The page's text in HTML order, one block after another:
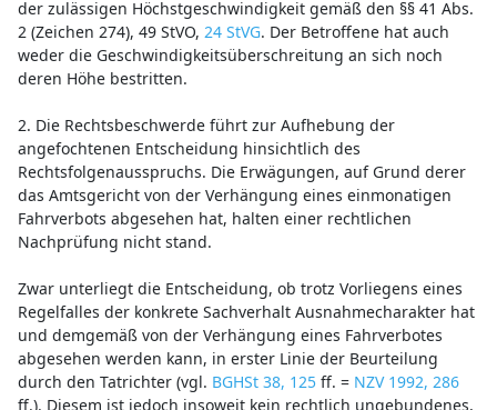
der zulässigen Höchstgeschwindigkeit gemäß den §§ 41 Abs.
2 (Zeichen 274), 49 StVO, 24 StVG. Der Betroffene hat auch
weder die Geschwindigkeitsüberschreitung an sich noch
deren Höhe bestritten.
2. Die Rechtsbeschwerde führt zur Aufhebung der
angefochtenen Entscheidung hinsichtlich des
Rechtsfolgenausspruchs. Die Erwägungen, auf Grund derer
das Amtsgericht von der Verhängung eines einmonatigen
Fahrverbots abgesehen hat, halten einer rechtlichen
Nachprüfung nicht stand.
Zwar unterliegt die Entscheidung, ob trotz Vorliegens eines
Regelfalles der konkrete Sachverhalt Ausnahmecharakter hat
und demgemäß von der Verhängung eines Fahrverbotes
abgesehen werden kann, in erster Linie der Beurteilung
durch den Tatrichter (vgl. BGHSt 38, 125ff. = NZV 1992, 286
ff.). Diesem ist jedoch insoweit kein rechtlich ungebundenes,